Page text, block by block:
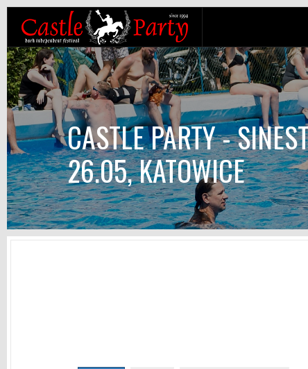
CASTLE PARTY -
26.05, KATOWICE